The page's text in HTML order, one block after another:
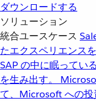
ダウンロードする
ソリューション
統合ユースケース
たエクスペリエンス
SAP の中に眠ってい
を生み出す。
て、Microsoft への投